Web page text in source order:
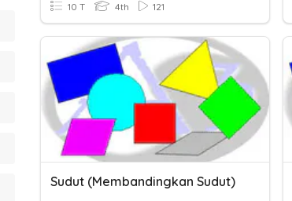
10 T 4th 121
Sudut (Membandingkan Sudut)